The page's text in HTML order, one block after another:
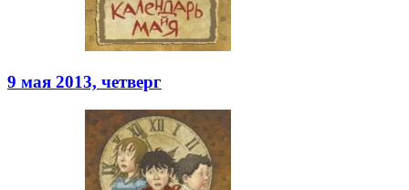
9 мая 2013, четверг